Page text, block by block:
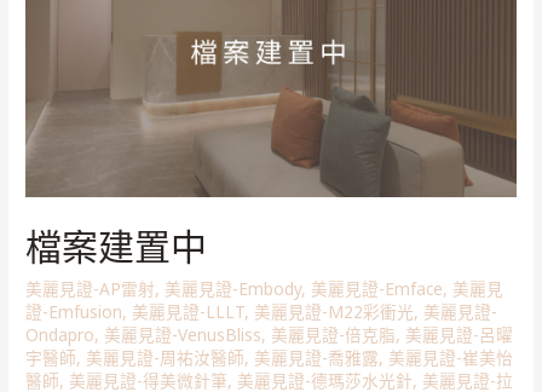
檔案建置中
美麗見證-AP雷射, 美麗見證-Embody, 美麗見證-Emface, 美麗見
證-Emfusion, 美麗見證-LLLT, 美麗見證-M22彩衝光, 美麗見證-
Ondapro, 美麗見證-VenusBliss, 美麗見證-倍克脂, 美麗見證-呂曜
宇醫師, 美麗見證-周祐汝醫師, 美麗見證-喬雅露, 美麗見證-崔美怡
醫師, 美麗見證-得美微針筆, 美麗見證-德瑪莎水光針, 美麗見證-拉